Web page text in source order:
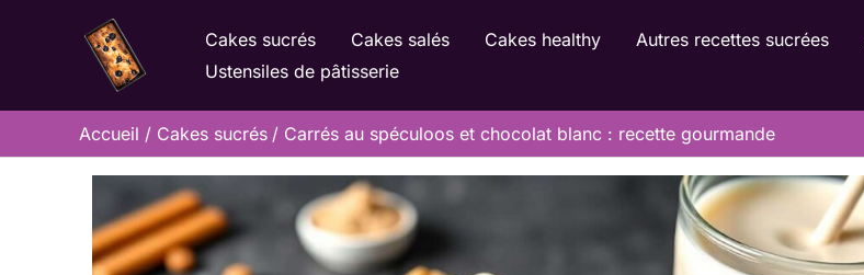
Cakes sucrés Cakes salés Cakes healthy Autres recettes sucrées
Ustensiles de pâtisserie
Accueil Cakes sucrés Carrés au spéculoos et chocolat blanc : recette gourmande